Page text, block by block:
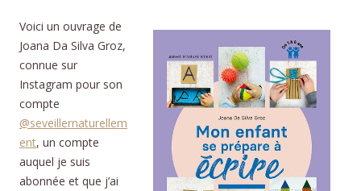
Voici un ouvrage de
Joana Da Silva Groz,
connue sur
Instagram pour son
compte
@seveillernaturellem
ent, un compte
auquel je suis
abonnée et que j’ai